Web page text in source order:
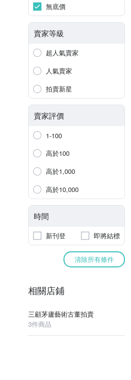
無底價
賣家等級
超人氣賣家
人氣賣家
拍賣新星
賣家評價
1-100
高於100
高於1,000
高於10,000
時間
新刊登 即將結標
清除所有條件
相關店鋪
三顧茅廬藝術古董拍賣
3件商品